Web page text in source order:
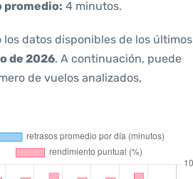
promedio: 4 minutos.
los datos disponibles de los últimos
de 2026. A continuación, puede
de vuelos analizados,